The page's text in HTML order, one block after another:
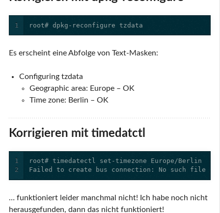
1 root# dpkg-reconfigure tzdata
Es erscheint eine Abfolge von Text-Masken:
Configuring tzdata
Geographic area: Europe – OK
Time zone: Berlin – OK
Korrigieren mit timedatctl
1
2
Failed to create bus connection: No such file
… funktioniert leider manchmal nicht! Ich habe noch nicht
herausgefunden, dann das nicht funktioniert!